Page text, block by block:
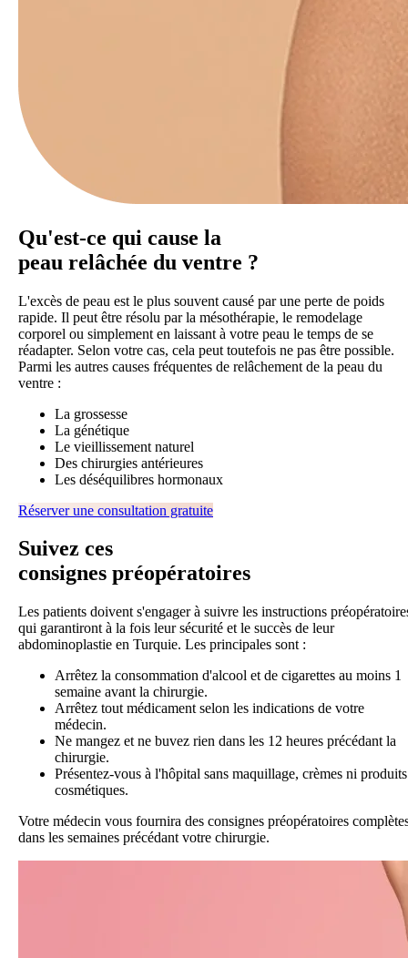
Qu'est-ce qui cause la
peau relâchée du ventre ?
L'excès de peau est le plus souvent causé par une perte de poids
rapide. Il peut être résolu par la mésothérapie, le remodelage
corporel ou simplement en laissant à votre peau le temps de se
réadapter. Selon votre cas, cela peut toutefois ne pas être possible.
Parmi les autres causes fréquentes de relâchement de la peau du
ventre :
La grossesse
La génétique
Le vieillissement naturel
Des chirurgies antérieures
Les déséquilibres hormonaux
Réserver une consultation gratuite
Suivez ces
consignes préopératoires
Les patients doivent s'engager à suivre les instructions
qui garantiront à la fois leur sécurité et le succès de leur
abdominoplastie en Turquie. Les principales sont :
Arrêtez la consommation d'alcool et de cigarettes au moins 1
semaine avant la chirurgie.
Arrêtez tout médicament selon les indications de votre
médecin.
Ne mangez et ne buvez rien dans les 12 heures précédant la
chirurgie.
Présentez-vous à l'hôpital sans maquillage, crèmes ni produits
cosmétiques.
Votre médecin vous fournira des consignes préopératoires
dans les semaines précédant votre chirurgie.